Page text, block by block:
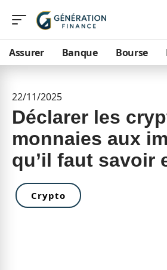
Assurer Banque Bourse
22/11/2025
Déclarer les
monnaies aux
qu’il faut savoir
Crypto